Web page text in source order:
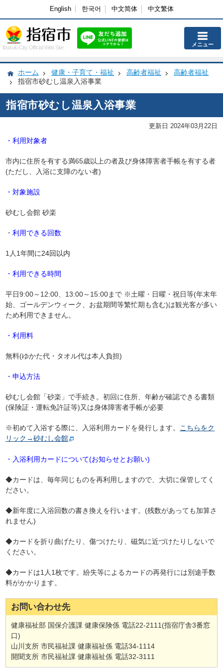
English 한국어 中文简体 中文繁体
Ibusuki City Official Web Site メニュー
ホーム 健康・子育て・福祉 高齢者福祉
高齢者福祉
指宿市砂むし温泉入浴事業
指宿市砂むし温泉入浴事業
更新日 2024年03月22日
・利用対象者
市内に住所を有する満65歳以上の者及び身体障害者手帳を有する者
(ただし、入浴に支障のない者)
・対象施設
砂むし会館 砂楽
・利用できる回数
1人1年間に24回以内
・利用できる時間
平日9:00～12:00、13:00～15:00まで ※土曜・日曜・祝日等(年末年
始、ゴールデンウィーク、お盆期間等繁忙期も含む)は観光客が多い
ため利用できません。
・利用料
無料(ゆかた代・タオル代は本人負担)
・申込方法
砂むし会館「砂楽」で手続き。初回に住所、年齢が確認できる書類
(保険証・運転免許証等)又は身体障害者手帳が必要
※初めて入浴する際に、入浴利用カードを発行します。
こちらをク
リック→砂むし会館
・入浴利用カードについて(お知らせとお願い)
◆カードは、毎年同じものを再利用しますので、大切に保管してく
ださい。
◆新年度に入浴回数の書き換えを行います。(残数があっても加算さ
れません)
◆カードを折り曲げたり、傷つけたり、磁気に近づけたりしないで
ください。
◆カードは1人1枚です。紛失等によるカードの再発行には別途手数
料がかかります。
お問い合わせ先
健康福祉部 国保介護課 健康保険係 電話22-2111(指宿庁舎3番窓
口)
山川支所 市民福祉課 健康福祉係 電話34-1114
開聞支所 市民福祉課 健康福祉係 電話32-3111